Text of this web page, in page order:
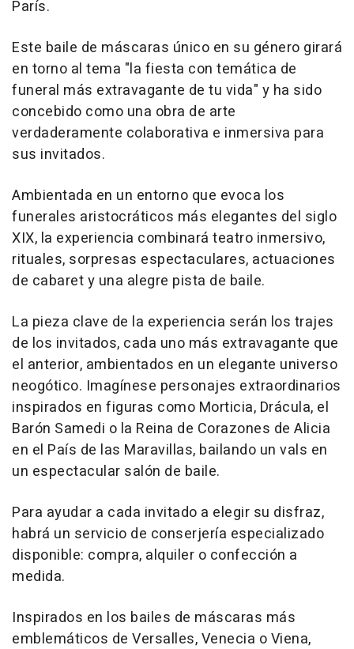
París.
Este baile de máscaras único en su género girará
en torno al tema "la fiesta con temática de
funeral más extravagante de tu vida" y ha sido
concebido como una obra de arte
verdaderamente colaborativa e inmersiva para
sus invitados.
Ambientada en un entorno que evoca los
funerales aristocráticos más elegantes del siglo
XIX, la experiencia combinará teatro inmersivo,
rituales, sorpresas espectaculares, actuaciones
de cabaret y una alegre pista de baile.
La pieza clave de la experiencia serán los trajes
de los invitados, cada uno más extravagante que
el anterior, ambientados en un elegante universo
neogótico. Imagínese personajes extraordinarios
inspirados en figuras como Morticia, Drácula, el
Barón Samedi o la Reina de Corazones de Alicia
en el País de las Maravillas, bailando un vals en
un espectacular salón de baile.
Para ayudar a cada invitado a elegir su disfraz,
habrá un servicio de conserjería especializado
disponible: compra, alquiler o confección a
medida.
Inspirados en los bailes de máscaras más
emblemáticos de Versalles, Venecia o Viena,